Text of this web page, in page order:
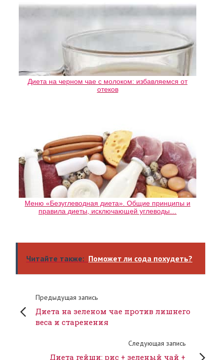
Диета на черном чае с молоком: избавляемся от
отеков
Меню «Безуглеводная диета». Общие принципы и
правила диеты, исключающей углеводы…
Читайте также: Поможет ли сода похудеть?
Предыдущая запись
Диета на зеленом чае против лишнего
веса и старенения
Следующая запись
Диета гейши: рис + зеленый чай +